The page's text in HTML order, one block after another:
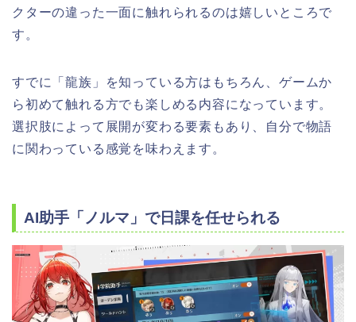
クターの違った一面に触れられるのは嬉しいところで
す。
すでに「龍族」を知っている方はもちろん、ゲームか
ら初めて触れる方でも楽しめる内容になっています。
選択肢によって展開が変わる要素もあり、自分で物語
に関わっている感覚を味わえます。
AI助手「ノルマ」で日課を任せられる